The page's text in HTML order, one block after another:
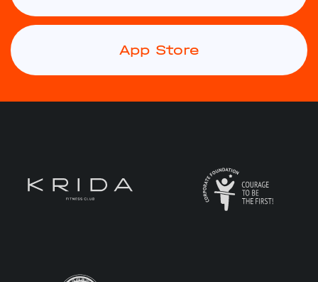
App Store